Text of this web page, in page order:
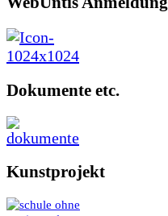
Dokumente etc.
Kunstprojekt